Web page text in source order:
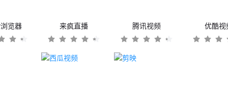
览器 来疯直播 腾讯视频 优酷视